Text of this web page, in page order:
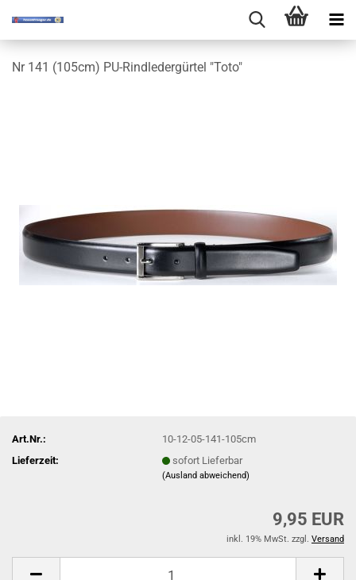
Nr 141 (105cm) PU-Rindledergürtel "Toto"
Art.Nr.:
10-12-05-141-105cm
Lieferzeit:
sofort Lieferbar
(Ausland abweichend)
9,95 EUR
inkl. 19% MwSt. zzgl. Versand